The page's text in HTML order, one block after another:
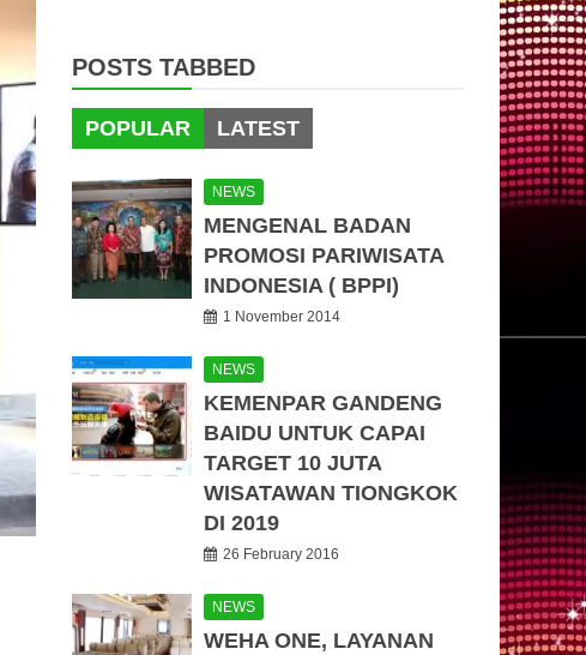
POSTS TABBED
POPULAR LATEST
NEWS
MENGENAL BADAN
PROMOSI PARIWISATA
INDONESIA ( BPPI)
1 November 2014
NEWS
KEMENPAR GANDENG
BAIDU UNTUK CAPAI
TARGET 10 JUTA
WISATAWAN TIONGKOK
DI 2019
26 February 2016
NEWS
WEHA ONE, LAYANAN